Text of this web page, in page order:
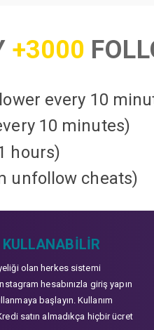
+3000
every 10
10 minutes)
hours)
unfollow cheats)
KULLANABILIR
olan herkes sistemi
hesabınızla giriş yapın
başlayın. Kullanım
satın almadıkça hiçbir ücret